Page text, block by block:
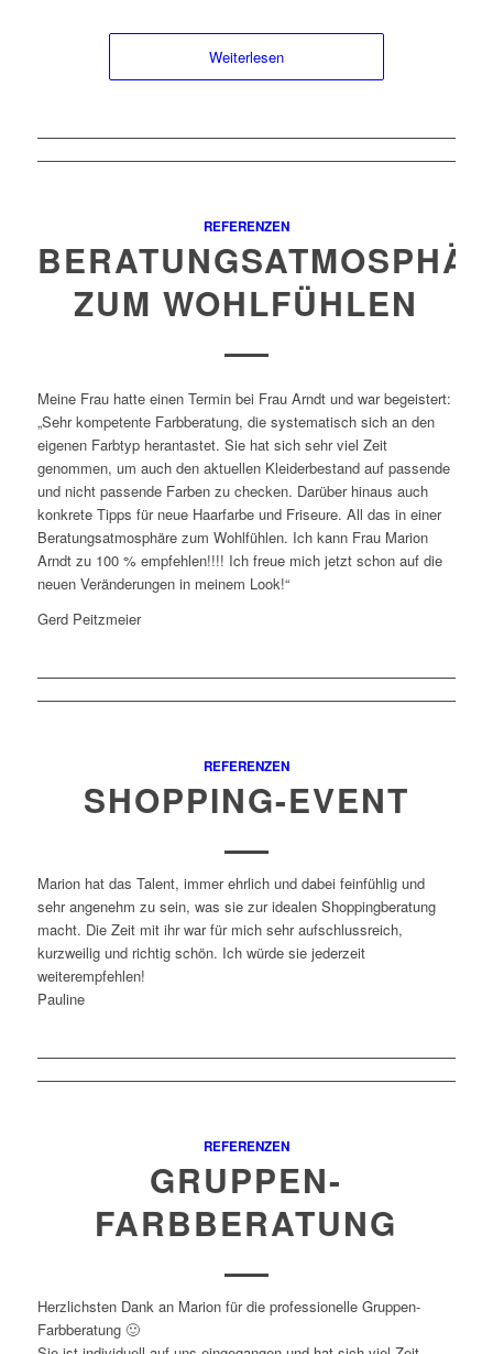
Weiterlesen
REFERENZEN
ZUM WOHLFÜHLEN
Meine Frau hatte einen Termin bei Frau Arndt und war begeistert:
„Sehr kompetente Farbberatung, die systematisch sich an den
eigenen Farbtyp herantastet. Sie hat sich sehr viel Zeit
genommen, um auch den aktuellen Kleiderbestand auf passende
und nicht passende Farben zu checken. Darüber hinaus auch
konkrete Tipps für neue Haarfarbe und Friseure. All das in einer
Beratungsatmosphäre zum Wohlfühlen. Ich kann Frau Marion
Arndt zu 100 % empfehlen!!!! Ich freue mich jetzt schon auf die
neuen Veränderungen in meinem Look!“
Gerd Peitzmeier
REFERENZEN
SHOPPING-EVENT
Marion hat das Talent, immer ehrlich und dabei feinfühlig und
sehr angenehm zu sein, was sie zur idealen Shoppingberatung
macht. Die Zeit mit ihr war für mich sehr aufschlussreich,
kurzweilig und richtig schön. Ich würde sie jederzeit
weiterempfehlen!
Pauline
REFERENZEN
GRUPPEN-
FARBBERATUNG
Herzlichsten Dank an Marion für die professionelle Gruppen-
Farbberatung 🙂